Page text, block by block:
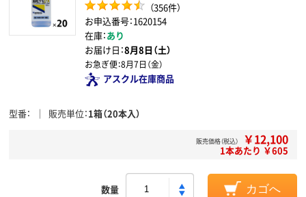
（356件）
お申込番号：1620154
在庫：あり
お届け日：8月8日（土）
お急ぎ便：8月7日（金）
アスクル在庫商品
型番 販売単位 1箱（20本入）
販売価格（税込） ￥12,100
1本あたり ￥605
数量 カゴへ